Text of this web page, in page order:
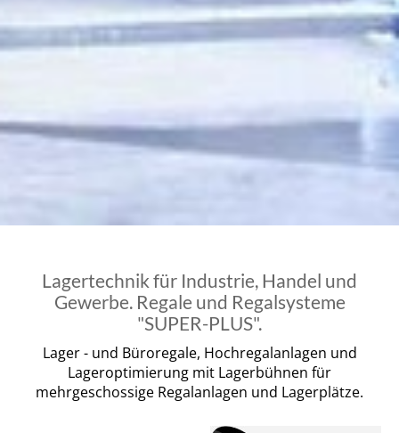
Lagertechnik für Industrie, Handel und
Gewerbe. Regale und Regalsysteme
"SUPER-PLUS".
Lager - und Büroregale, Hochregalanlagen und
Lageroptimierung mit Lagerbühnen für
mehrgeschossige Regalanlagen und Lagerplätze.